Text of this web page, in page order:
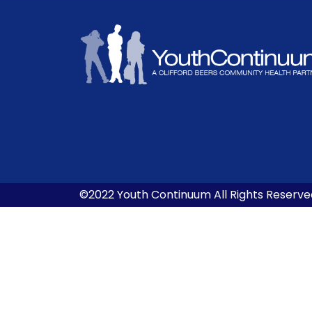
©2022 Youth Continuum All Rights